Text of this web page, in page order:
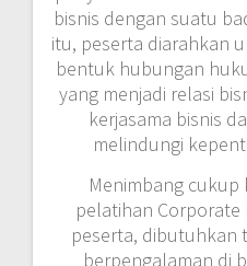
bisnis dengan suatu
itu, peserta diarahkan
bentuk hubungan
yang menjadi relasi
kerjasama bisnis
melindungi
Menimbang
pelatihan Corporate
peserta, dibutuhkan
berpengalaman di